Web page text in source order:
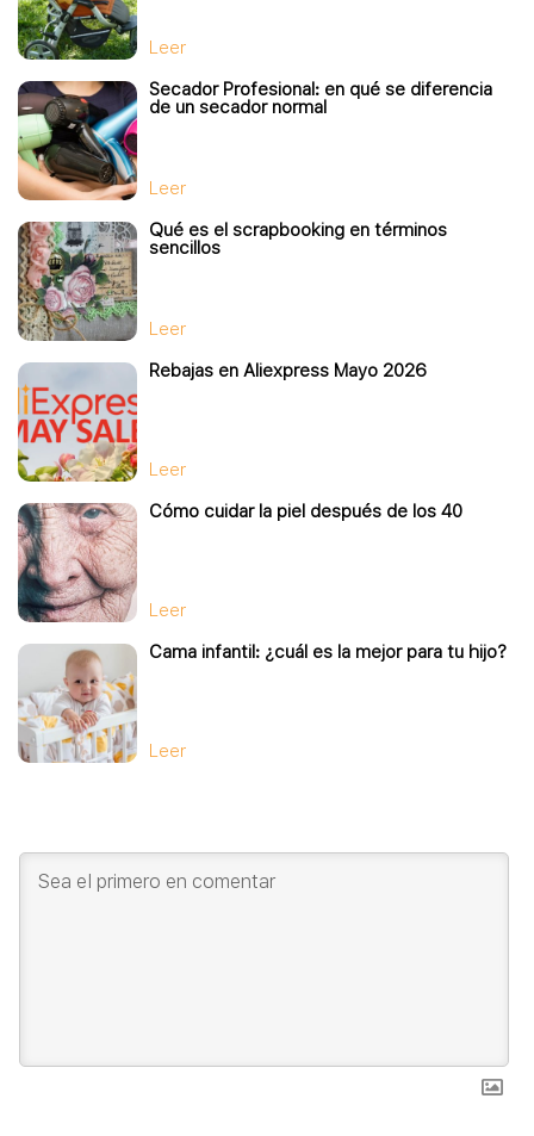
Leer
Secador Profesional: en qué se diferencia
de un secador normal
Leer
Qué es el scrapbooking en términos
sencillos
Leer
Rebajas en Aliexpress Mayo 2026
Leer
Cómo cuidar la piel después de los 40
Leer
Cama infantil: ¿cuál es la mejor para tu hijo?
Leer